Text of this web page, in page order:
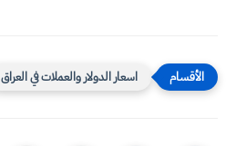
اسعار الدولار والعملات في العراق